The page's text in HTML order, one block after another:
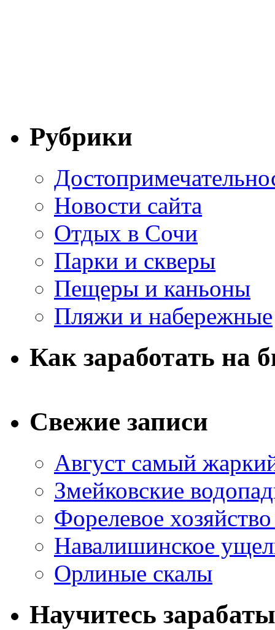
Рубрики
Новости сайта
Отдых в Сочи
Парки и скверы
Пещеры и каньоны
Пляжи и набережные
Как заработать на
Свежие записи
Август самый
Змейковские
Форелевое
Навалишинское
Орлиные скалы
Научитесь